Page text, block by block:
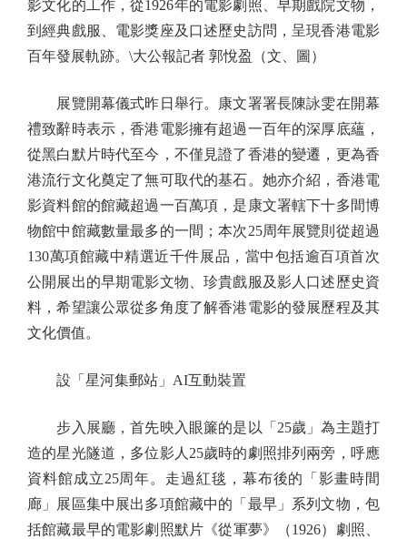
影文化的工作，從1926年的電影劇照、早期戲院文物，
到經典戲服、電影獎座及口述歷史訪問，呈現香港電影
百年發展軌跡。\大公報記者 郭悅盈（文、圖）
展覽開幕儀式昨日舉行。康文署署長陳詠雯在開幕
禮致辭時表示，香港電影擁有超過一百年的深厚底蘊，
從黑白默片時代至今，不僅見證了香港的變遷，更為香
港流行文化奠定了無可取代的基石。她亦介紹，香港電
影資料館的館藏超過一百萬項，是康文署轄下十多間博
物館中館藏數量最多的一間；本次25周年展覽則從超過
130萬項館藏中精選近千件展品，當中包括逾百項首次
公開展出的早期電影文物、珍貴戲服及影人口述歷史資
料，希望讓公眾從多角度了解香港電影的發展歷程及其
文化價值。
設「星河集郵站」AI互動裝置
步入展廳，首先映入眼簾的是以「25歲」為主題打
造的星光隧道，多位影人25歲時的劇照排列兩旁，呼應
資料館成立25周年。走過紅毯，幕布後的「影畫時間
廊」展區集中展出多項館藏中的「最早」系列文物，包
括館藏最早的電影劇照默片《從軍夢》（1926）劇照、